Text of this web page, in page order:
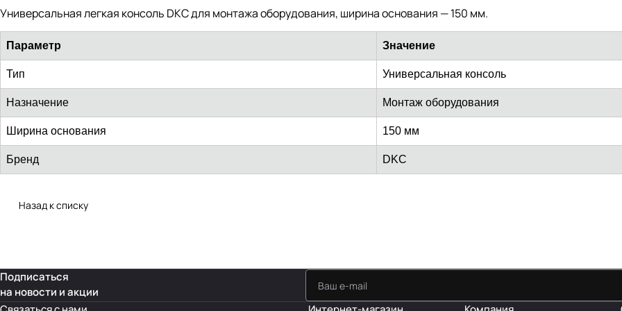
Универсальная легкая консоль DKC для монтажа оборудования, ширина основания — 150 мм.
Параметр Значение
Тип Универсальная консоль
Назначение Монтаж оборудования
Ширина основания 150 мм
Бренд DKC
Назад к списку
Подписаться
на новости и акции